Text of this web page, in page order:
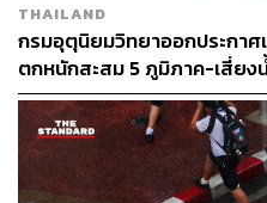
ABOUT
THE
กองบรรณ
THAILAND
กรมอุตุนิยมวิทยาออกประกาศ
ตกหนักสะสม 5 ภูมิภาค-เสี่ย